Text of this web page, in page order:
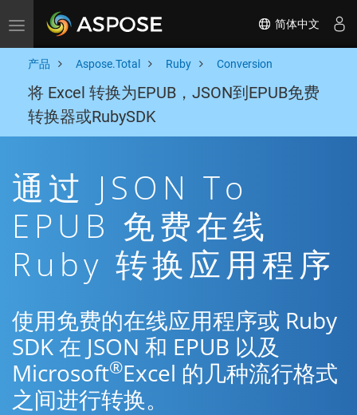
Toggle navigation 简体中文
产品 Aspose.Total Ruby Conversion
将 Excel 转换为EPUB，JSON到EPUB免费
转换器或RubySDK
通过 JSON To
EPUB 免费在线
Ruby 转换应用程序
使用免费的在线应用程序或 Ruby
SDK 在 JSON 和 EPUB 以及
Microsoft®Excel 的几种流行格式
之间进行转换。